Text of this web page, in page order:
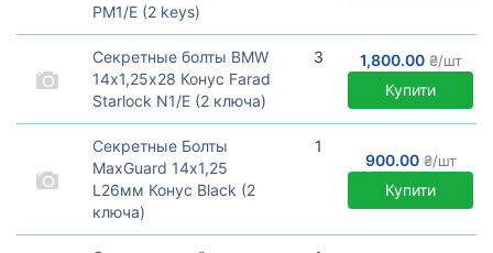
PM1/E (2 keys)
Секретные болты 15х1,25
Сфера премиум Farad
серия Starlock c
вращающимся кольцом
под оригинальные диски
Mercedes. Производство
Италия.
Секретные болты BMW
14х1,25х28 Конус Farad
Starlock N1/E (2 ключа)
Секретные болты премиум
серия Farad Starlock c
вращающимся кольцом
для дисков автомобилей
BMW. Производство
Италия.
3 1,800.00₴/шт
Купити
Секретные Болты
MaxGuard 14х1,25
L26мм Конус Black (2
ключа)
1
900.00₴/шт
Купити